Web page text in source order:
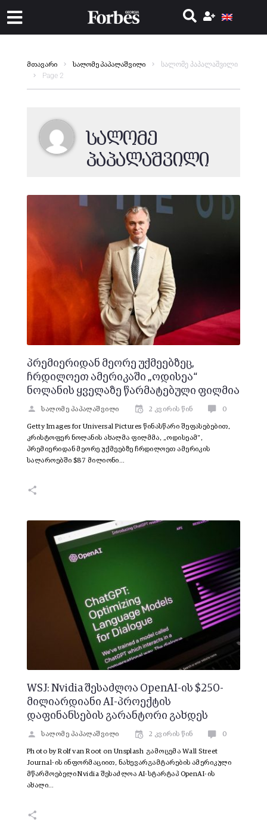
მთავარი სალომე პაპალაშვილი
სალომე პაპალაშვილი
Page 2
სალომე
პაპალაშვილი
პრემიერიდან მეორე უქმეებზეც,
ჩრდილოეთ ამერიკაში „ოდისეა“
ნოლანის ყველაზე წარმატებული ფილმია
სალომე პაპალაშვილი 2 კვირის წინ 0
Getty Images for Universal Pictures წინასწარი შეფასებებით,
კრისტოფერ ნოლანის ახალმა ფილმმა, „ოდისეამ“,
პრემიერიდან მეორე უქმეებზე ჩრდილოეთ ამერიკის
სალაროებში $87 მილიონი…
WSJ: Nvidia შესაძლოა OpenAI-ის $250-
მილიარდიანი AI-პროექტის
დაფინანსების გარანტორი გახდეს
სალომე პაპალაშვილი 2 კვირის წინ 0
Photo by Rolf van Root on Unsplash გამოცემა Wall Street
Journal-ის ინფორმაციით, ნახევარგამტარების ამერიკული
მწარმოებელი Nvidia შესაძლოა AI-სტარტაპ OpenAI-ის
ახალი…